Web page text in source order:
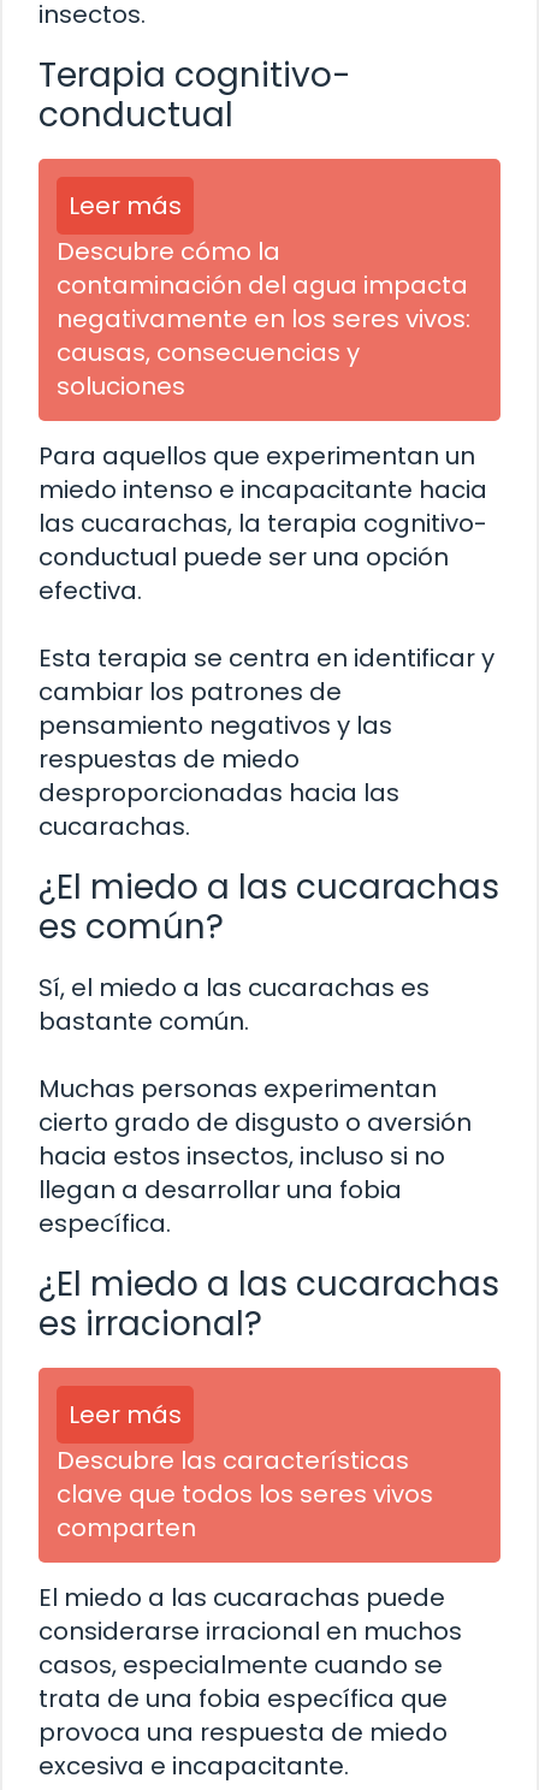
insectos.
Terapia cognitivo-
conductual
Leer más
Descubre cómo la
contaminación del agua impacta
negativamente en los seres vivos:
causas, consecuencias y
soluciones
Para aquellos que experimentan un
miedo intenso e incapacitante hacia
las cucarachas, la terapia cognitivo-
conductual puede ser una opción
efectiva.
Esta terapia se centra en identificar y
cambiar los patrones de
pensamiento negativos y las
respuestas de miedo
desproporcionadas hacia las
cucarachas.
¿El miedo a las cucarachas
es común?
Sí, el miedo a las cucarachas es
bastante común.
Muchas personas experimentan
cierto grado de disgusto o aversión
hacia estos insectos, incluso si no
llegan a desarrollar una fobia
específica.
¿El miedo a las cucarachas
es irracional?
Leer más
Descubre las características
clave que todos los seres vivos
comparten
El miedo a las cucarachas puede
considerarse irracional en muchos
casos, especialmente cuando se
trata de una fobia específica que
provoca una respuesta de miedo
excesiva e incapacitante.